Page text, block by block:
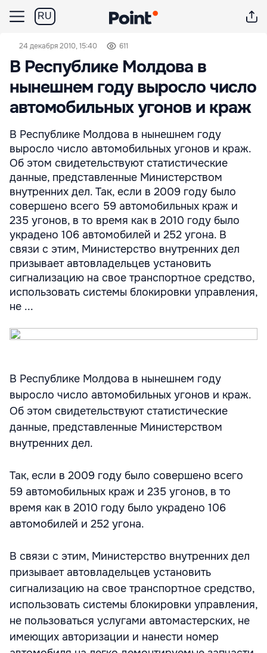
RU
24 декабря 2010, 15:40 611
В Республике Молдова в
нынешнем году выросло число
автомобильных угонов и краж
В Республике Молдова в нынешнем году
выросло число автомобильных угонов и краж.
Об этом свидетельствуют статистические
данные, представленные Министерством
внутренних дел. Так, если в 2009 году было
совершено всего 59 автомобильных краж и
235 угонов, в то время как в 2010 году было
украдено 106 автомобилей и 252 угона. В
связи с этим, Министерство внутренних дел
призывает автовладельцев установить
сигнализацию на свое транспортное средство,
использовать системы блокировки управления,
не ...
В Республике Молдова в нынешнем году
выросло число автомобильных угонов и краж.
Об этом свидетельствуют статистические
данные, представленные Министерством
внутренних дел.
Так, если в 2009 году было совершено всего
59 автомобильных краж и 235 угонов, в то
время как в 2010 году было украдено 106
автомобилей и 252 угона.
В связи с этим, Министерство внутренних дел
призывает автовладельцев установить
сигнализацию на свое транспортное средство,
использовать системы блокировки управления,
не пользоваться услугами автомастерских, не
имеющих авторизации и нанести номер